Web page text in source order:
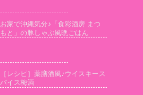
お家で沖縄気分♪「食彩酒房 まつ
もと」の豚しゃぶ風晩ごはん
［レシピ］薬膳酒風♪ウイスキース
パイス梅酒